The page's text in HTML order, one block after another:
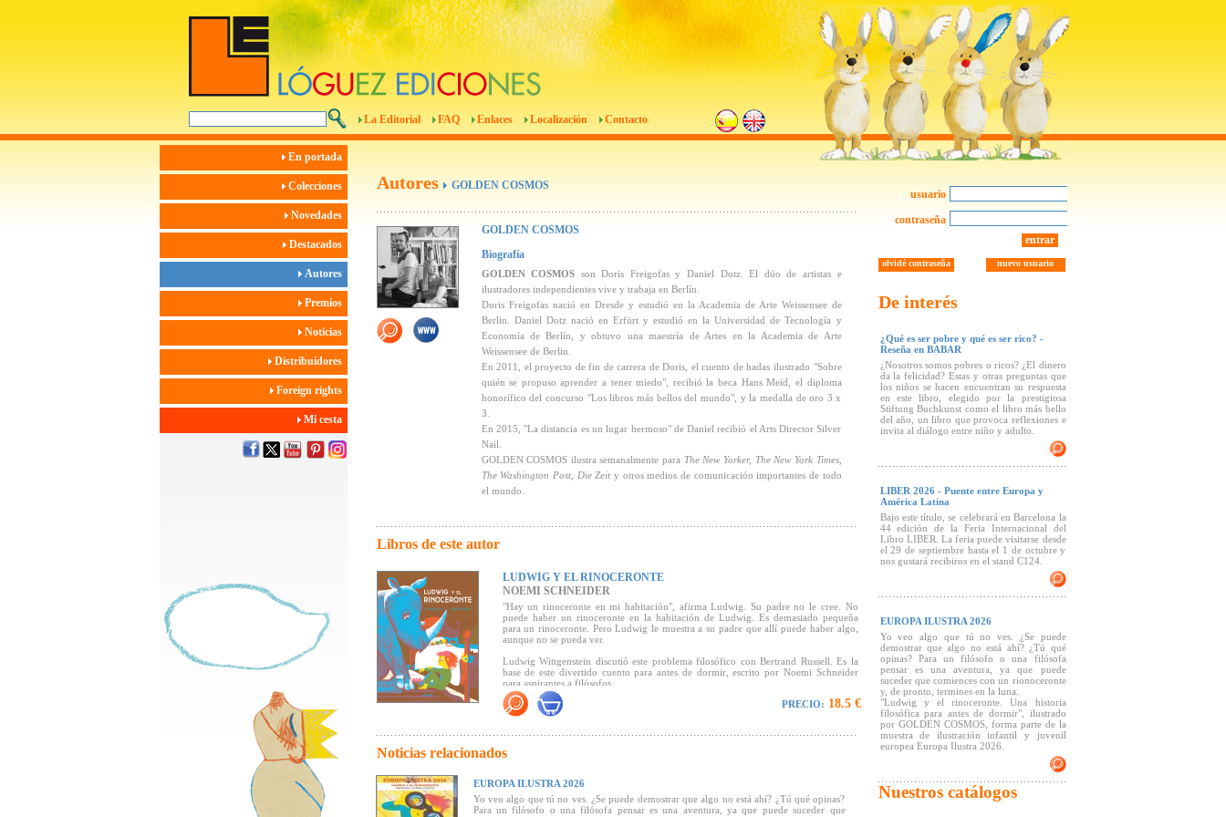
La Editorial FAQ Enlaces Localización Contacto
En portada
Colecciones
Novedades
Destacados
Autores
Premios
Noticias
Distribuidores
Foreign rights
Mi cesta
Autores GOLDEN COSMOS
GOLDEN COSMOS
Biografía
GOLDEN COSMOS son Doris Freigofas y Daniel Dotz. El dúo de artistas e
ilustradores independientes vive y trabaja en Berlín.
Doris Freigofas nació en Dresde y estudió en la Academia de Arte Weissensee de
Berlin. Daniel Dotz nació en Erfürt y estudió en la Universidad de Tecnología y
Economía de Berlín, y obtuvo una maestría de Artes en la Academia de Arte
Weissensee de Berlin.
En 2011, el proyecto de fin de carrera de Doris, el cuento de hadas ilustrado "Sobre
quién se propuso aprender a tener miedo", recibió la beca Hans Meid, el diploma
honorífico del concurso "Los libros más bellos del mundo", y la medalla de oro 3 x
3.
En 2015, "La distancia es un lugar hermoso" de Daniel recibió el Arts Director Silver
Nail.
GOLDEN COSMOS ilustra semanalmente para The New Yorker, The New York Times,
The Washington Post, Die Zeit y otros medios de comunicación importantes de todo
el mundo.
Libros de este autor
LUDWIG Y EL RINOCERONTE
NOEMI SCHNEIDER
"Hay un rinoceronte en mi habitación", afirma Ludwig. Su padre no le cree. No
puede haber un rinoceronte en la habitación de Ludwig. Es demasiado pequeña
para un rinoceronte. Pero Ludwig le muestra a su padre que allí puede haber algo,
aunque no se pueda ver.
Ludwig Wittgenstein discutió este problema filosófico con Bertrand Russell. Es la
base de este divertido cuento para antes de dormir, escrito por Noemi Schneider
para aspirantes a filósofos.
Basado en la pregunta de Ludwig Wittgenstein "¿Existe algo solo cuando lo ves?",
en este libro ilustrado, el pequeño Ludwig, con su pelo rosa anaranjado que brilla
cuarto, a lo que su padre responde que no tiene sentido. Lo que sigue es una
búsqueda de un rinoceronte en la habitación de los niños que desbarata el orden
filosófico de la percepción cotidiana.
El dúo de artistas berlineses Golden Cosmos hace brillar cada doble página mediante
Bernardy en Die Zeit.La pareja de ilustradores GOLDEN COSMOS, que trabaja con
su característico estilo serigráfico para revistas internacionales, ahora ilustra por
PRECIO: 18.5 €
Noticias relacionados
EUROPA ILUSTRA 2026
Yo veo algo que tú no ves. ¿Se puede demostrar que algo no está ahí? ¿Tú qué opinas?
Para un filósofo o una filósofa pensar es una aventura, ya que puede suceder que
usuario
contraseña
entrar
nuevo usuario
olvidé contraseña
De interés
¿Qué es ser pobre y qué es ser rico? -
Reseña en BABAR
¿Nosotros somos pobres o ricos? ¿El dinero
da la felicidad? Estas y otras preguntas que
los niños se hacen encuentran su respuesta
en este libro, elegido por la prestigiosa
Stiftung Buchkunst como el libro más bello
del año, un libro que provoca reflexiones e
invita al diálogo entre niño y adulto.
LIBER 2026 - Puente entre Europa y
América Latina
Bajo este título, se celebrará en Barcelona la
44 edición de la Feria Internacional del
Libro LIBER. La feria puede visitarse desde
el 29 de septiembre hasta el 1 de octubre y
nos gustará recibiros en el stand C124.
EUROPA ILUSTRA 2026
Yo veo algo que tú no ves. ¿Se puede
demostrar que algo no está ahí? ¿Tú qué
opinas? Para un filósofo o una filósofa
pensar es una aventura, ya que puede
suceder que comiences con un rionoceronte
y, de pronto, termines en la luna.
"Ludwig y el rinoceronte. Una historia
filosófica para antes de dormir", ilustrado
por GOLDEN COSMOS, forma parte de la
muestra de ilustración infantil y juvenil
europea Europa Ilustra 2026.
Nuestros catálogos